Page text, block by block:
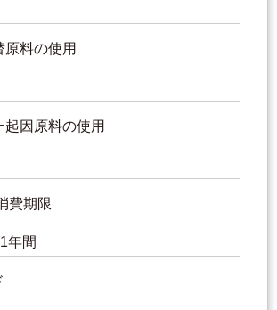
原料の使用
起因原料の使用
費期限
年間